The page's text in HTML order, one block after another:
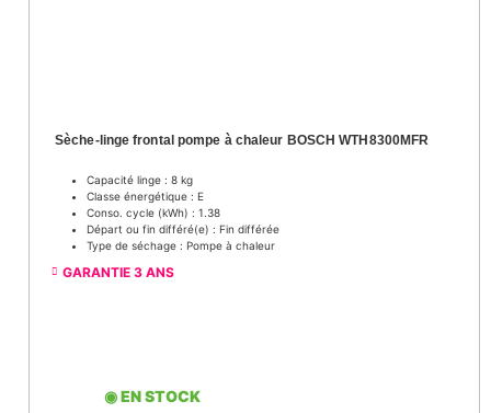
Sèche-linge frontal pompe à chaleur BOSCH WTH8300MFR
Capacité linge : 8 kg
Classe énergétique : E
Conso. cycle (kWh) : 1.38
Départ ou fin différé(e) : Fin différée
Type de séchage : Pompe à chaleur
GARANTIE 3 ANS
◉ EN STOCK